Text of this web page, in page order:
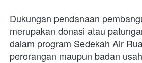
Dukungan pendanaan
merupakan donasi atau
dalam program Sedekah Air
perorangan maupun badan